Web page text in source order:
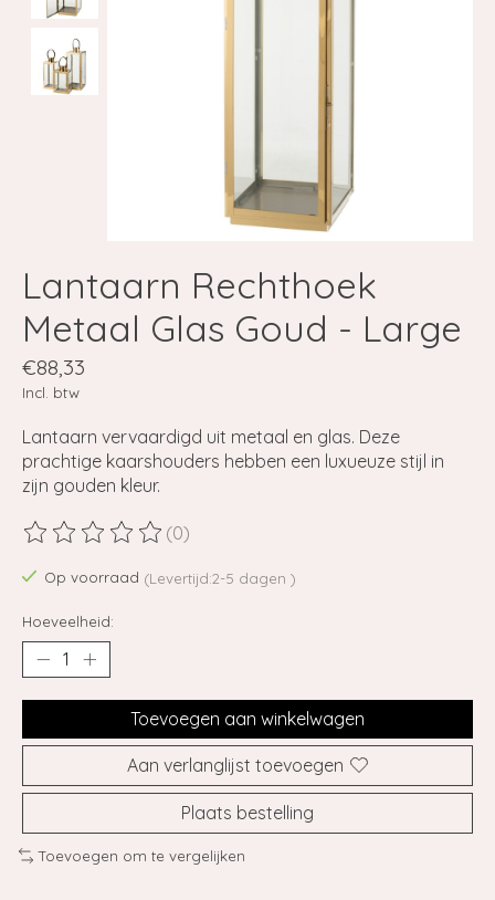
Lantaarn Rechthoek
Metaal Glas Goud - Large
€88,33
Incl. btw
Lantaarn vervaardigd uit metaal en glas. Deze
prachtige kaarshouders hebben een luxueuze stijl in
zijn gouden kleur.
De beoordeling van dit product is
(0)
Op voorraad (Levertijd:2-5 dagen )
Hoeveelheid:
Toevoegen aan winkelwagen
Aan verlanglijst toevoegen
Plaats bestelling
Toevoegen om te vergelijken